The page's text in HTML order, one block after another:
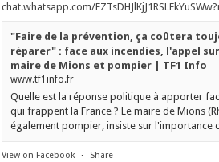
chat.whatsapp.com/
"Faire de la prévention, ça coûtera
réparer" : face aux incendies, l'appel
maire de Mions et pompier | TF1 Info
www.tf1info.fr
Quelle est la réponse politique à apporter
qui frappent la France ? Le maire de Mions
également pompier, insiste sur l'importance
View on Facebook · Share